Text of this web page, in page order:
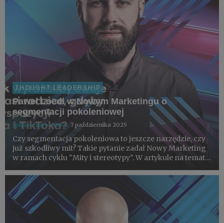
THOUGHT LEADERSHIP
Paweł Loedl w Nowym Marketingu o
segmentacji pokoleniowej
Jędrzej Hugo-Bader 7 października 2025
Czy segmentacja pokoleniowa to jeszcze narzędzie, czy
już szkodliwy mit? Takie pytanie zadał Nowy Marketing
w ramach cyklu "Mity i stereotypy". W artykule na temat
innymi Paweł Loedl, Chief Strategy Officer w VML.